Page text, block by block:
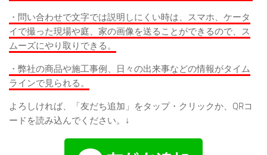
・問い合わせで文字では説明しにくい時は、スマホ、ケータ
イで撮った現場や庭、家の画像を送ることができるので、ス
ムーズにやり取りできる。
・弊社の商品や施工事例、日々の出来事などの情報がタイム
ラインで見られる。
よろしければ、「友だち追加」をタップ・クリックか、QRコ
ードを読み込んでください。↓